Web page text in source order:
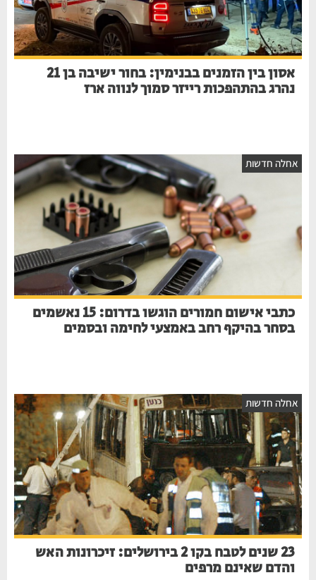
אסון בין הזמנים בבנימין: בחור ישיבה בן 21
נהרג בהתהפכות רייזר סמוך לנווה ארז
חדשות
כתבי אישום חמורים הוגשו בדרום: 15 נאשמים
בסחר בהיקף רחב באמצעי לחימה ובסמים
חדשות
23 שנים לטבח בקו 2 בירושלים: זיכרונות האש
והדם שאינם מרפים